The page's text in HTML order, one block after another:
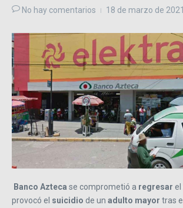
No hay comentarios 18 de marzo de 2021
Banco Azteca se comprometió a regresar el
provocó el suicidio de un adulto mayor tras el